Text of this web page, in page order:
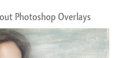
Photoshop Overlays